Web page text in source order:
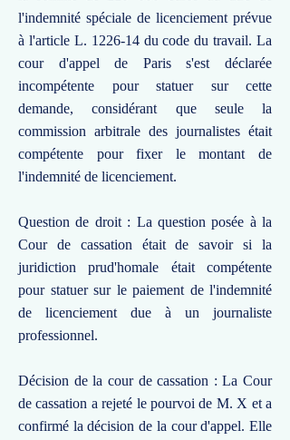
l'indemnité spéciale de licenciement prévue
à l'article L. 1226-14 du code du travail. La
cour d'appel de Paris s'est déclarée
incompétente pour statuer sur cette
demande, considérant que seule la
commission arbitrale des journalistes était
compétente pour fixer le montant de
l'indemnité de licenciement.
Question de droit : La question posée à la
Cour de cassation était de savoir si la
juridiction prud'homale était compétente
pour statuer sur le paiement de l'indemnité
de licenciement due à un journaliste
professionnel.
Décision de la cour de cassation : La Cour
de cassation a rejeté le pourvoi de M. X et a
confirmé la décision de la cour d'appel. Elle